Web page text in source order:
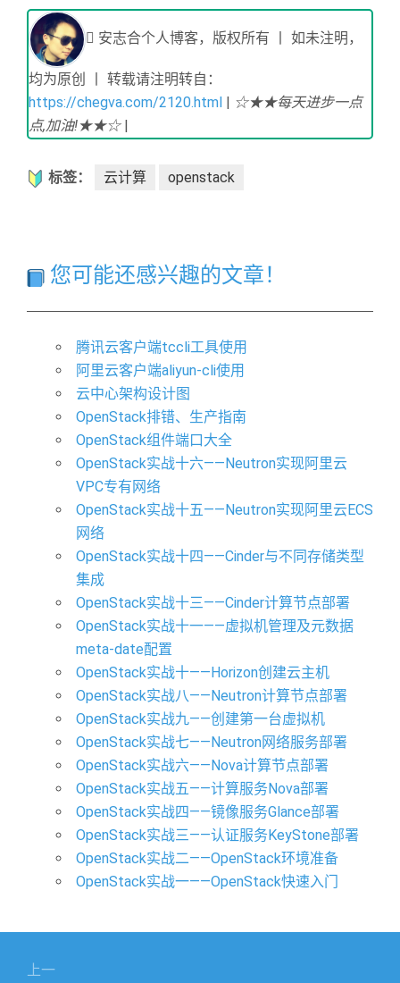
安志合个人博客，版权所有 丨 如未注明，
均为原创 丨 转载请注明转自：
https://chegva.com/2120.html
☆★★每天进步一点
点,加油!★★☆|
标签： 云计算 openstack
您可能还感兴趣的文章！
腾讯云客户端tccli工具使用
阿里云客户端aliyun-cli使用
云中心架构设计图
OpenStack排错、生产指南
OpenStack组件端口大全
OpenStack实战十六——Neutron实现阿里云
VPC专有网络
OpenStack实战十五——Neutron实现阿里云ECS
网络
OpenStack实战十四——Cinder与不同存储类型
集成
OpenStack实战十三——Cinder计算节点部署
OpenStack实战十一——虚拟机管理及元数据
meta-date配置
OpenStack实战十——Horizon创建云主机
OpenStack实战八——Neutron计算节点部署
OpenStack实战九——创建第一台虚拟机
OpenStack实战七——Neutron网络服务部署
OpenStack实战六——Nova计算节点部署
OpenStack实战五——计算服务Nova部署
OpenStack实战四——镜像服务Glance部署
OpenStack实战三——认证服务KeyStone部署
OpenStack实战二——OpenStack环境准备
OpenStack实战一——OpenStack快速入门
上一